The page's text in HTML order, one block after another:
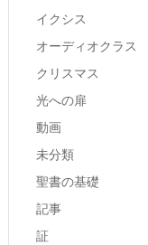
イクシス
オーディオクラス
クリスマス
光への扉
動画
未分類
聖書の基礎
記事
証